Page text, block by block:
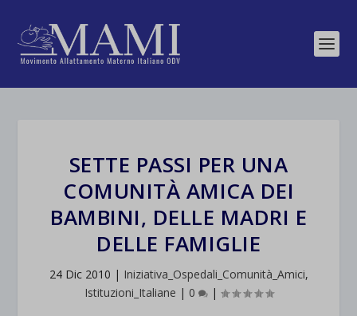
SETTE PASSI PER UNA
COMUNITÀ AMICA DEI
BAMBINI, DELLE MADRI E
DELLE FAMIGLIE
24 Dic 2010 | Iniziativa_Ospedali_Comunità_Amici,
Istituzioni_Italiane | 0 |